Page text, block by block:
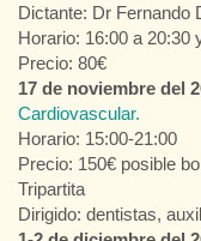
Dictante: Dr Fernando
Horario: 16:00 a 20:30
Precio: 80€
17 de noviembre del
Cardiovascular.
Horario: 15:00-21:00
Precio: 150€ posible
Tripartita
Dirigido: dentistas,